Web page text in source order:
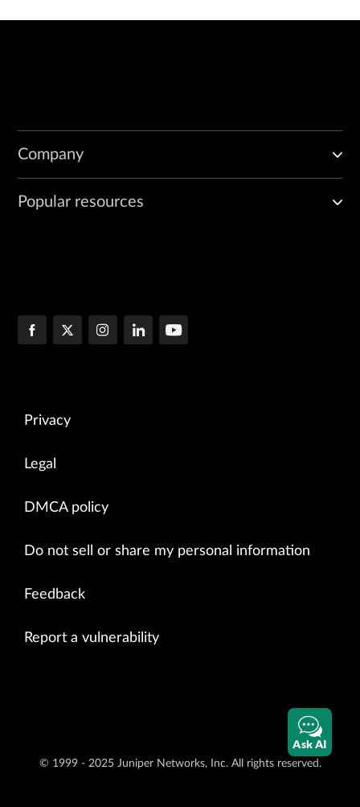
Company
Popular resources
Privacy
Legal
DMCA policy
Do not sell or share my personal information
Feedback
Report a vulnerability
© 1999 - 2025 Juniper Networks, Inc. All rights reserved.
Ask AI